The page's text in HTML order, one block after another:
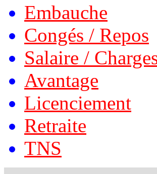
Embauche
Congés / Repos
Salaire /
Avantage
Licenciement
Retraite
TNS